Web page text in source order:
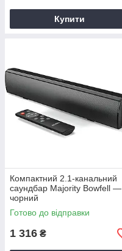
Купити
Компактний 2.1-канальний
саундбар Majority Bowfell —
чорний
Готово до відправки
1 316 ₴